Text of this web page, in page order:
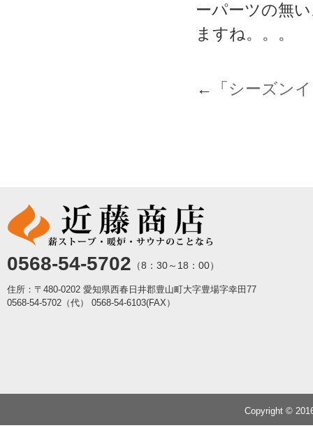
ーパーツの無
ますね。。。
←「シーズン
0568-54-5702 （8：30～18：00）
住所：〒480-0202 愛知県西春日井郡豊山町大字豊場字幸田77
0568-54-5702（代）
0568-54-6103(FAX）
Copyright ©